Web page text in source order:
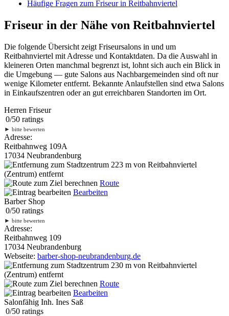
Häufige Fragen zum Friseur in Reitbahnviertel
Friseur in der Nähe von Reitbahnviertel
Die folgende Übersicht zeigt Friseursalons in und um
Reitbahnviertel mit Adresse und Kontaktdaten. Da die Auswahl in
kleineren Orten manchmal begrenzt ist, lohnt sich auch ein Blick in
die Umgebung — gute Salons aus Nachbargemeinden sind oft nur
wenige Kilometer entfernt. Bekannte Anlaufstellen sind etwa Salons
in Einkaufszentren oder an gut erreichbaren Standorten im Ort.
Herren Friseur
0/50 ratings
► bitte bewerten
Adresse:
Reitbahnweg 109A
17034 Neubrandenburg
223 m von Reitbahnviertel
(Zentrum) entfernt
Route
Bearbeiten
Barber Shop
0/50 ratings
► bitte bewerten
Adresse:
Reitbahnweg 109
17034 Neubrandenburg
Webseite: barber-shop-neubrandenburg.de
230 m von Reitbahnviertel
(Zentrum) entfernt
Route
Bearbeiten
Salonfähig Inh. Ines Saß
0/50 ratings